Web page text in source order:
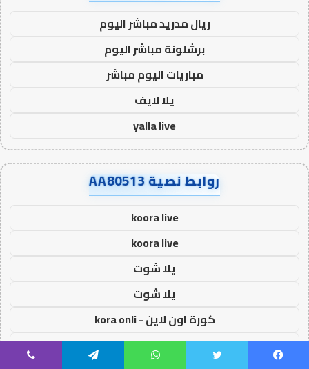
ريال مدريد مباشر اليوم
برشلونة مباشر اليوم
مباريات اليوم مباشر
يلا لايف
yalla live
روابط نصية AA80513
koora live
koora live
يلا شوت
يلا شوت
كورة اون لاين - kora onli
كورة جول - kora goal